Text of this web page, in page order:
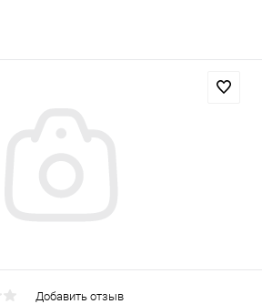
Добавить отзыв